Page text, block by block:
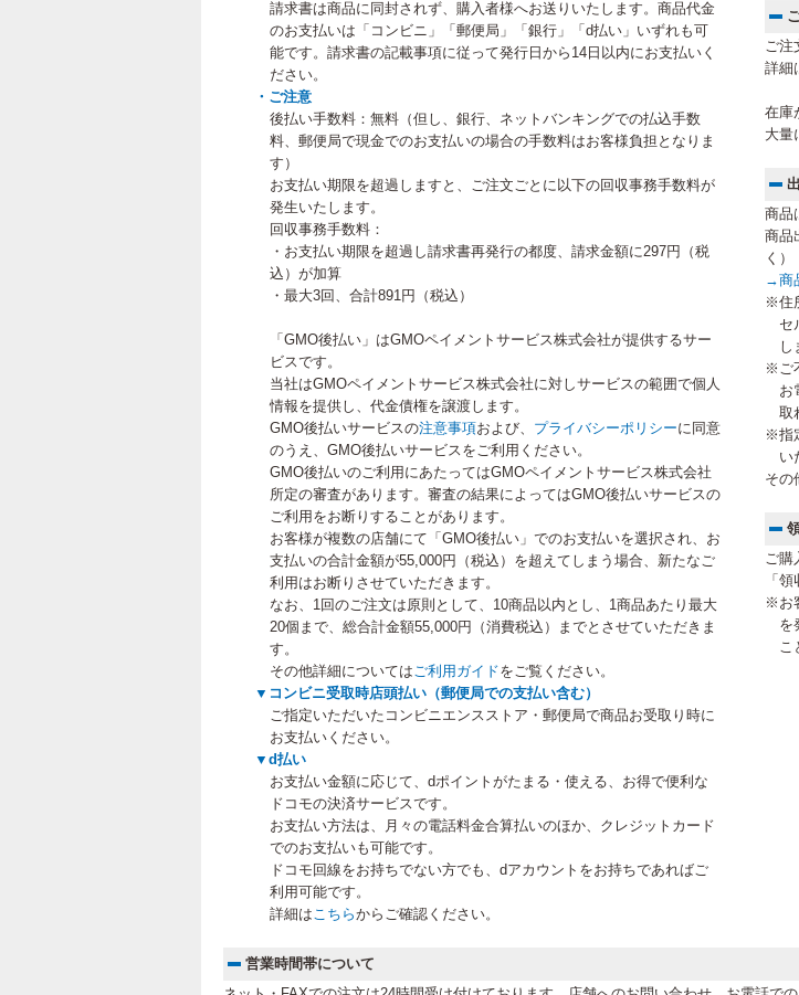
請求書は商品に同封されず、購入者様へお送りいたします。商品代金
のお支払いは「コンビニ」「郵便局」「銀行」「d払い」いずれも可
能です。請求書の記載事項に従って発行日から14日以内にお支払いく
ださい。
・ご注意
後払い手数料：無料（但し、銀行、ネットバンキングでの払込手数
料、郵便局で現金でのお支払いの場合の手数料はお客様負担となりま
す）
お支払い期限を超過しますと、ご注文ごとに以下の回収事務手数料が
発生いたします。
回収事務手数料：
・お支払い期限を超過し請求書再発行の都度、請求金額に297円（税
込）が加算
・最大3回、合計891円（税込）
「GMO後払い」はGMOペイメントサービス株式会社が提供するサー
ビスです。
当社はGMOペイメントサービス株式会社に対しサービスの範囲で個人
情報を提供し、代金債権を譲渡します。
GMO後払いサービスの注意事項および、 プライバシーポリシーに同意
のうえ、GMO後払いサービスをご利用ください。
GMO後払いのご利用にあたってはGMOペイメントサービス株式会社
所定の審査があります。審査の結果によってはGMO後払いサービスの
ご利用をお断りすることがあります。
お客様が複数の店舗にて「GMO後払い」でのお支払いを選択され、お
支払いの合計金額が55,000円（税込）を超えてしまう場合、新たなご
利用はお断りさせていただきます。
なお、1回のご注文は原則として、10商品以内とし、1商品あたり最大
20個まで、総合計金額55,000円（消費税込）までとさせていただきま
す。
その他詳細についてはご利用ガイドをご覧ください。
▼コンビニ受取時店頭払い（郵便局での支払い含む）
ご指定いただいたコンビニエンスストア・郵便局で商品お受取り時に
お支払いください。
▼d払い
お支払い金額に応じて、dポイントがたまる・使える、お得で便利な
ドコモの決済サービスです。
お支払い方法は、月々の電話料金合算払いのほか、クレジットカード
でのお支払いも可能です。
ドコモ回線をお持ちでない方でも、dアカウントをお持ちであればご
利用可能です。
詳細はこちらからご確認ください。
ご注
詳細
在庫
大量
商品
商品
く）
→商
※住
セ
し
※ご
お
取
※指
い
その
ご購
「
※お
を
こ
営業時間帯について